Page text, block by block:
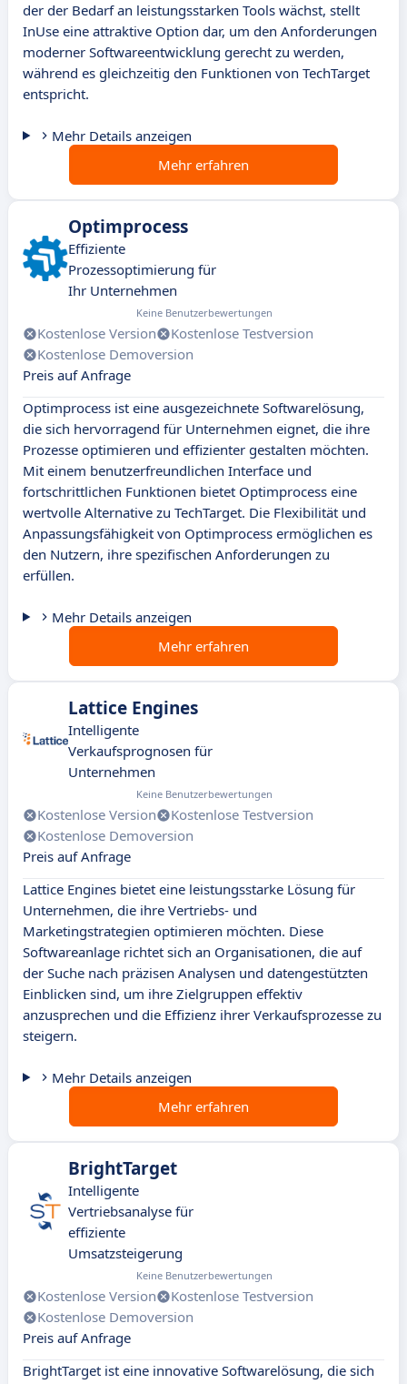
der der Bedarf an leistungsstarken Tools wächst, stellt
InUse eine attraktive Option dar, um den Anforderungen
moderner Softwareentwicklung gerecht zu werden,
während es gleichzeitig den Funktionen von TechTarget
entspricht.
Mehr Details anzeigen
Mehr erfahren
Optimprocess
Effiziente
Prozessoptimierung für
Ihr Unternehmen
Keine Benutzerbewertungen
Kostenlose Version
Kostenlose Testversion
Kostenlose Demoversion
Preis auf Anfrage
Optimprocess ist eine ausgezeichnete Softwarelösung,
die sich hervorragend für Unternehmen eignet, die ihre
Prozesse optimieren und effizienter gestalten möchten.
Mit einem benutzerfreundlichen Interface und
fortschrittlichen Funktionen bietet Optimprocess eine
wertvolle Alternative zu TechTarget. Die Flexibilität und
Anpassungsfähigkeit von Optimprocess ermöglichen es
den Nutzern, ihre spezifischen Anforderungen zu
erfüllen.
Mehr Details anzeigen
Mehr erfahren
Lattice Engines
Intelligente
Verkaufsprognosen für
Unternehmen
Keine Benutzerbewertungen
Kostenlose Version
Kostenlose Testversion
Kostenlose Demoversion
Preis auf Anfrage
Lattice Engines bietet eine leistungsstarke Lösung für
Unternehmen, die ihre Vertriebs- und
Marketingstrategien optimieren möchten. Diese
Softwareanlage richtet sich an Organisationen, die auf
der Suche nach präzisen Analysen und datengestützten
Einblicken sind, um ihre Zielgruppen effektiv
anzusprechen und die Effizienz ihrer Verkaufsprozesse zu
steigern.
Mehr Details anzeigen
Mehr erfahren
BrightTarget
Intelligente
Vertriebsanalyse für
effiziente
Umsatzsteigerung
Keine Benutzerbewertungen
Kostenlose Version
Kostenlose Testversion
Kostenlose Demoversion
Preis auf Anfrage
BrightTarget ist eine innovative Softwarelösung, die sich